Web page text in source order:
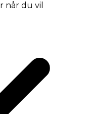
når du vil